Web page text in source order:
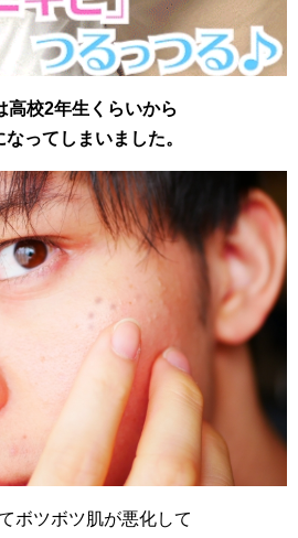
高校2年生くらいから
ってしまいました。
ボツボツ肌が悪化して